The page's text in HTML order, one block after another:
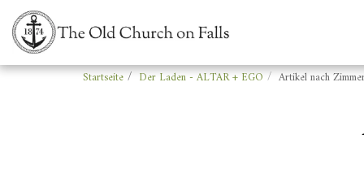
Startseite Der Laden - ALTAR + EGO Artikel nach